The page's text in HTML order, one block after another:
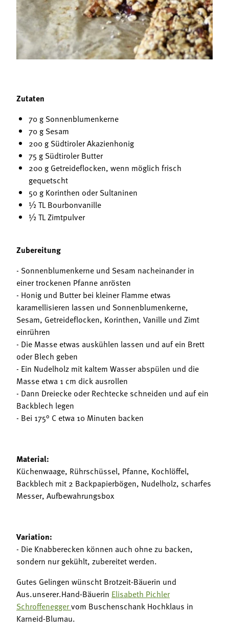
Mitgliedschaft
Landessekretariat
Bäuerliche Buffets
Hofgeschichten
Zutaten
70 g Sonnenblumenkerne
70 g Sesam
200 g Südtiroler Akazienhonig
75 g Südtiroler Butter
200 g Getreideflocken, wenn möglich frisch
gequetscht
50 g Korinthen oder Sultaninen
½ TL Bourbonvanille
½ TL Zimtpulver
Zubereitung
- Sonnenblumenkerne und Sesam nacheinander in
einer trockenen Pfanne anrösten
- Honig und Butter bei kleiner Flamme etwas
karamellisieren lassen und Sonnenblumenkerne,
Sesam, Getreideflocken, Korinthen, Vanille und Zimt
einrühren
- Die Masse etwas auskühlen lassen und auf ein Brett
oder Blech geben
- Ein Nudelholz mit kaltem Wasser abspülen und die
Masse etwa 1 cm dick ausrollen
- Dann Dreiecke oder Rechtecke schneiden und auf ein
Backblech legen
- Bei 175° C etwa 10 Minuten backen
Material:
Küchenwaage, Rührschüssel, Pfanne, Kochlöffel,
Backblech mit 2 Backpapierbögen, Nudelholz, scharfes
Messer, Aufbewahrungsbox
Variation:
- Die Knabberecken können auch ohne zu backen,
sondern nur gekühlt, zubereitet werden.
Gutes Gelingen wünscht Brotzeit-Bäuerin und
Aus.unserer.Hand-Bäuerin Elisabeth Pichler
Schroffeneggervom Buschenschank Hochklaus in
Karneid-Blumau.